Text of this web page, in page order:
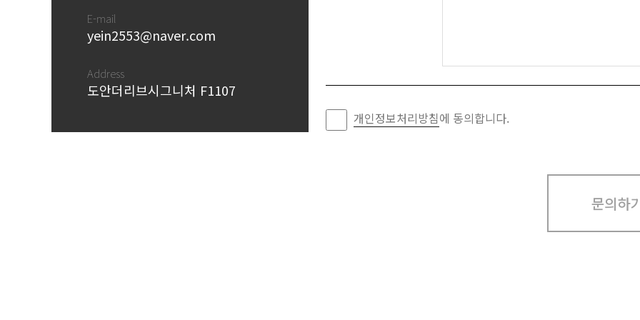
E-mail
yein2553@naver.com
Address
도안더리브시그니처 F1107
개인정보처리방침에 동의합니다.
문의하